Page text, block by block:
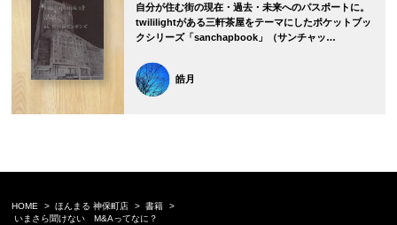
自分が住む街の現在・過去・未来へのパスポートに。
twililightがある三軒茶屋をテーマにしたポケットブッ
クシリーズ「sanchapbook」（サンチャッ…
皓月
HOME ほんまる 神保町店
書籍
いまさら聞けない M&Aってなに？